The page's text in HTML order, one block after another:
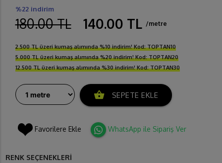
%22 indirim
180.00 TL 140.00 TL /metre
2.500 TL üzeri kumaş alımında %10 indirim! Kod: TOPTAN10
5.000 TL üzeri kumaş alımında %20 indirim! Kod: TOPTAN20
12.500 TL üzeri kumaş alımında %30 indirim! Kod: TOPTAN30
shopping_basket SEPETE EKLE
Favorilere Ekle WhatsApp ile Sipariş Ver
RENK SEÇENEKLERİ